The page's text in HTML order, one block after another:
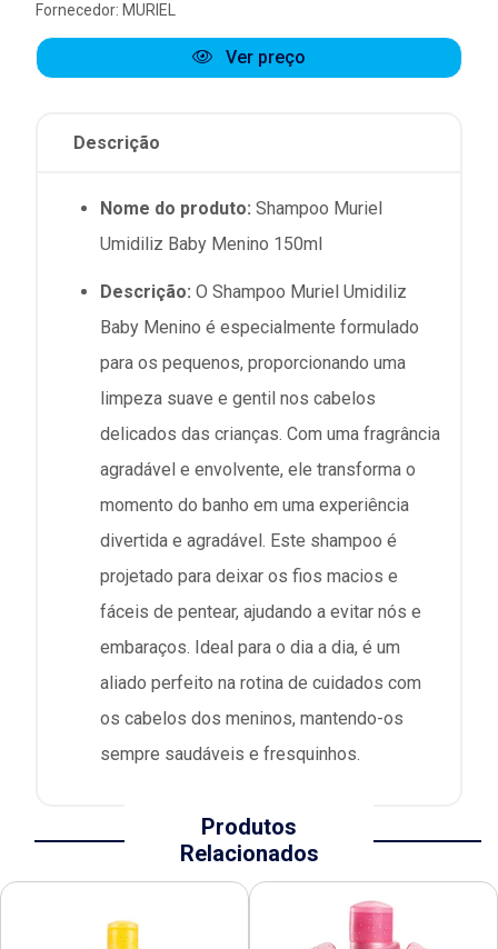
Fornecedor: MURIEL
Ver preço
Descrição
Nome do produto: Shampoo Muriel
Umidiliz Baby Menino 150ml
Descrição: O Shampoo Muriel Umidiliz
Baby Menino é especialmente formulado
para os pequenos, proporcionando uma
limpeza suave e gentil nos cabelos
delicados das crianças. Com uma fragrância
agradável e envolvente, ele transforma o
momento do banho em uma experiência
divertida e agradável. Este shampoo é
projetado para deixar os fios macios e
fáceis de pentear, ajudando a evitar nós e
embaraços. Ideal para o dia a dia, é um
aliado perfeito na rotina de cuidados com
os cabelos dos meninos, mantendo-os
sempre saudáveis e fresquinhos.
Produtos
Relacionados